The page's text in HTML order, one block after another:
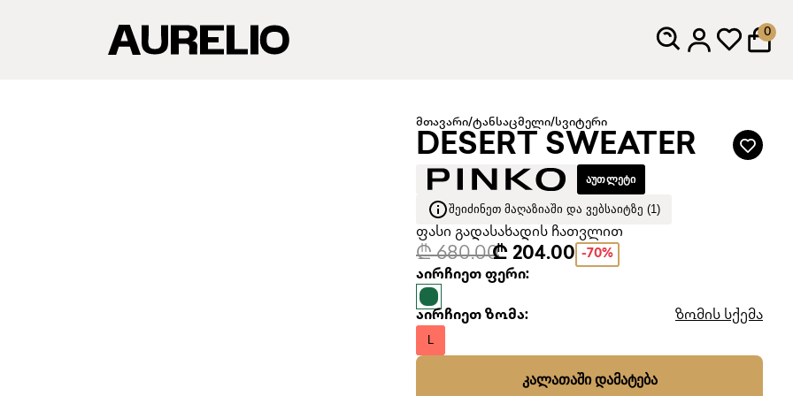
0
მთავარი/ტანსაცმელი/სვიტერი
DESERT SWEATER
ᲐᲣᲗᲚᲔᲢᲘ
ᲨᲔᲘᲫᲘᲜᲔᲗ ᲛᲐᲦᲐᲖᲘᲐᲨᲘ ᲓᲐ ᲕᲔᲑᲡᲐᲘᲢᲖᲔ (1)
ფასი გადასახადის ჩათვლით
₾ 680.00₾ 204.00 -70%
აირჩიეთ ფერი:
აირჩიეთ ზომა: ზომის სქემა
L
ᲙᲐᲚᲐᲗᲐᲨᲘ ᲓᲐᲛᲐᲢᲔᲑᲐ